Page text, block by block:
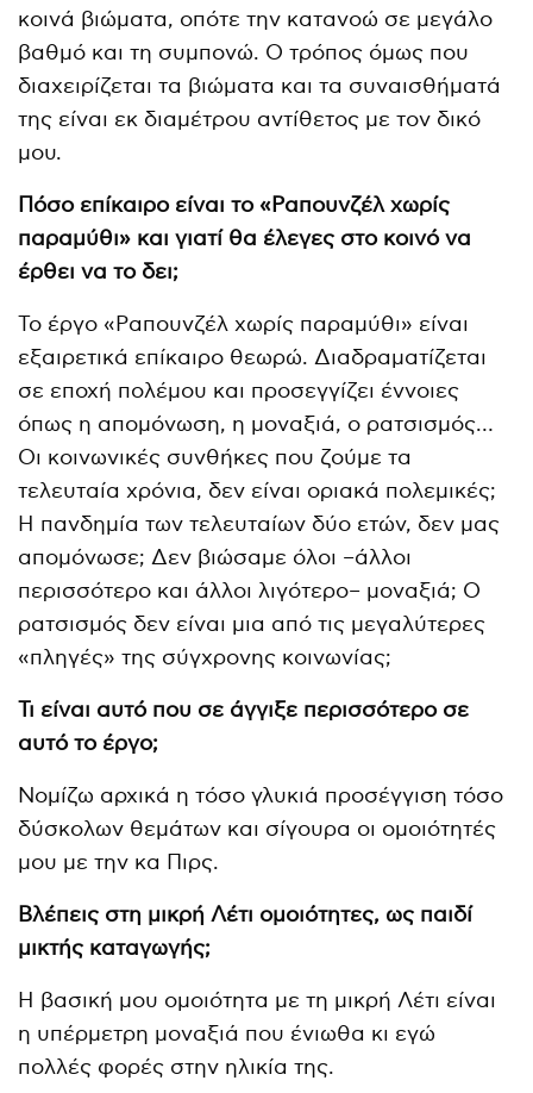
κοινά βιώματα, οπότε την κατανοώ σε μεγάλο
βαθμό και τη συμπονώ. Ο τρόπος όμως που
διαχειρίζεται τα βιώματα και τα συναισθήματά
της είναι εκ διαμέτρου αντίθετος με τον δικό
μου.
Πόσο επίκαιρο είναι το «Ραπουνζέλ χωρίς
παραμύθι» και γιατί θα έλεγες στο κοινό να
έρθει να το δει;
Το έργο «Ραπουνζέλ χωρίς παραμύθι» είναι
εξαιρετικά επίκαιρο θεωρώ. Διαδραματίζεται
σε εποχή πολέμου και προσεγγίζει έννοιες
όπως η απομόνωση, η μοναξιά, ο ρατσισμός…
Οι κοινωνικές συνθήκες που ζούμε τα
τελευταία χρόνια, δεν είναι οριακά πολεμικές;
Η πανδημία των τελευταίων δύο ετών, δεν μας
απομόνωσε; Δεν βιώσαμε όλοι –άλλοι
περισσότερο και άλλοι λιγότερο– μοναξιά; Ο
ρατσισμός δεν είναι μια από τις μεγαλύτερες
«πληγές» της σύγχρονης κοινωνίας;
Τι είναι αυτό που σε άγγιξε περισσότερο σε
αυτό το έργο;
Νομίζω αρχικά η τόσο γλυκιά προσέγγιση τόσο
δύσκολων θεμάτων και σίγουρα οι ομοιότητές
μου με την κα Πιρς.
Βλέπεις στη μικρή Λέτι ομοιότητες, ως παιδί
μικτής καταγωγής;
Η βασική μου ομοιότητα με τη μικρή Λέτι είναι
η υπέρμετρη μοναξιά που ένιωθα κι εγώ
πολλές φορές στην ηλικία της.